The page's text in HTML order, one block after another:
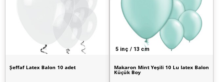
Şeffaf Latex Balon 10 adet
5 inç / 13 cm
Makaron Mint Yeşili 10 Lu latex Balon
Küçük Boy